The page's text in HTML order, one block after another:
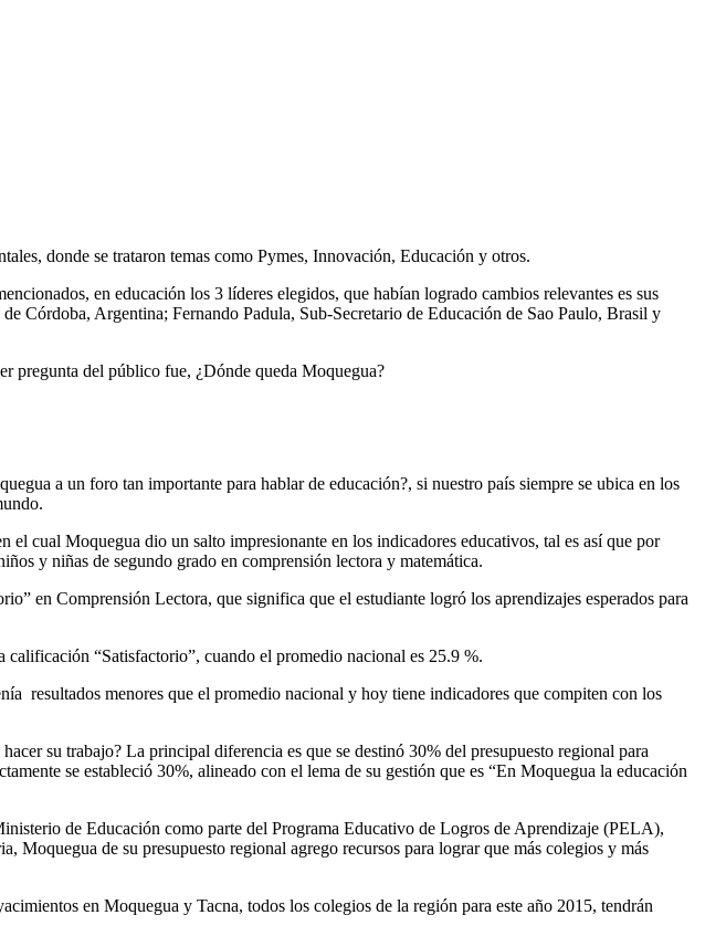
donde se trataron temas como Pymes, Innovación, Educación y otros.
en educación los 3 líderes elegidos, que habían logrado cambios relevantes es sus
Córdoba, Argentina; Fernando Padula, Sub-Secretario de Educación de Sao Paulo, Brasil y
pregunta del público fue, ¿Dónde queda Moquegua?
a un foro tan importante para hablar de educación?, si nuestro país siempre se ubica en los
cual Moquegua dio un salto impresionante en los indicadores educativos, tal es así que por
y niñas de segundo grado en comprensión lectora y matemática.
en Comprensión Lectora, que significa que el estudiante logró los aprendizajes esperados para
“Satisfactorio”, cuando el promedio nacional es 25.9 %.
resultados menores que el promedio nacional y hoy tiene indicadores que compiten con los
su trabajo? La principal diferencia es que se destinó 30% del presupuesto regional para
se estableció 30%, alineado con el lema de su gestión que es “En Moquegua la educación
de Educación como parte del Programa Educativo de Logros de Aprendizaje (PELA),
Moquegua de su presupuesto regional agrego recursos para lograr que más colegios y más
en Moquegua y Tacna, todos los colegios de la región para este año 2015, tendrán